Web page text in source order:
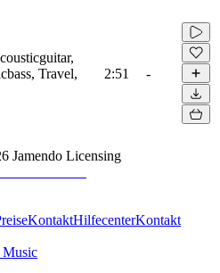
Travel,
2:51 -
Jamendo Licensing
KontaktHilfecenterKontakt
Music